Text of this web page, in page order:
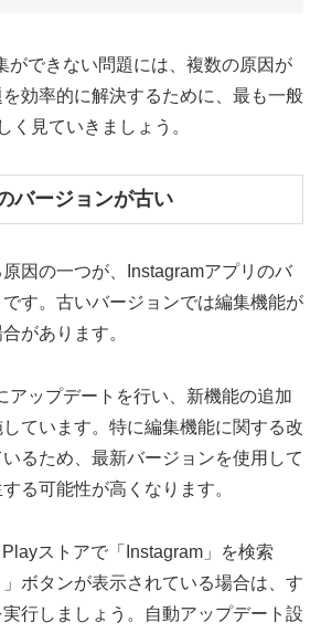
ができない問題には、複数の原因が
効率的に解決するために、最も一般
く見ていきましょう。
バージョンが古い
因の一つが、Instagramアプリのバ
す。古いバージョンでは編集機能が
があります。
アップデートを行い、新機能の追加
ています。特に編集機能に関する改
るため、最新バージョンを使用して
る可能性が高くなります。
ストアで「Instagram」を検索
ボタンが表示されている場合は、す
行しましょう。自動アップデート設